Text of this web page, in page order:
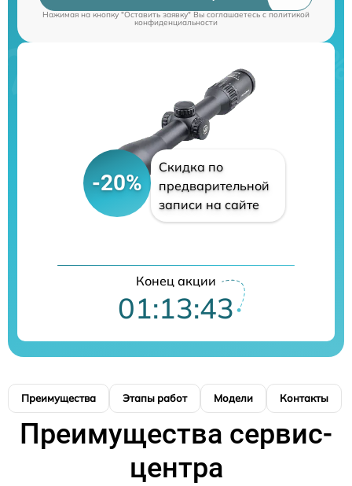
Нажимая на кнопку "Оставить заявку" Вы соглашаетесь cполитикой
конфиденциальности
-20%
Скидка по
предварительной
записи на сайте
Конец акции
01:13:42
Преимущества Этапы работ Модели Контакты
Преимущества сервис-
центра